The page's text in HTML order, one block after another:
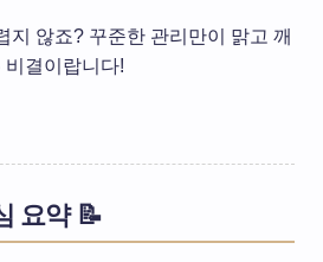
지 않죠? 꾸준한 관리만이 맑고 깨
비결이랍니다!
요약 📝